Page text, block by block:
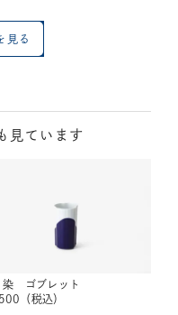
見る
見ています
染 ゴブレット
（税込）